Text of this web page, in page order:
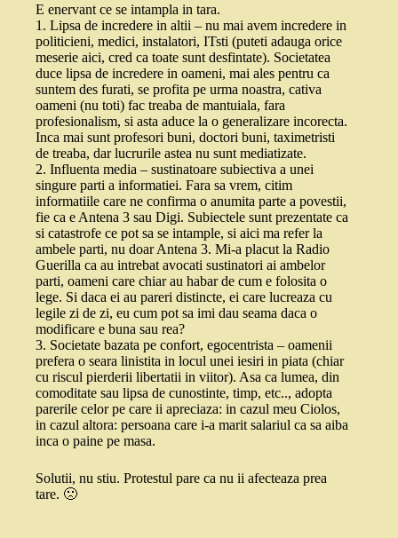
E enervant ce se intampla in tara.
1. Lipsa de incredere in altii – nu mai avem incredere in
politicieni, medici, instalatori, ITsti (puteti adauga orice
meserie aici, cred ca toate sunt desfintate). Societatea
duce lipsa de incredere in oameni, mai ales pentru ca
suntem des furati, se profita pe urma noastra, cativa
oameni (nu toti) fac treaba de mantuiala, fara
profesionalism, si asta aduce la o generalizare incorecta.
Inca mai sunt profesori buni, doctori buni, taximetristi
de treaba, dar lucrurile astea nu sunt mediatizate.
2. Influenta media – sustinatoare subiectiva a unei
singure parti a informatiei. Fara sa vrem, citim
informatiile care ne confirma o anumita parte a povestii,
fie ca e Antena 3 sau Digi. Subiectele sunt prezentate ca
si catastrofe ce pot sa se intample, si aici ma refer la
ambele parti, nu doar Antena 3. Mi-a placut la Radio
Guerilla ca au intrebat avocati sustinatori ai ambelor
parti, oameni care chiar au habar de cum e folosita o
lege. Si daca ei au pareri distincte, ei care lucreaza cu
legile zi de zi, eu cum pot sa imi dau seama daca o
modificare e buna sau rea?
3. Societate bazata pe confort, egocentrista – oamenii
prefera o seara linistita in locul unei iesiri in piata (chiar
cu riscul pierderii libertatii in viitor). Asa ca lumea, din
comoditate sau lipsa de cunostinte, timp, etc.., adopta
parerile celor pe care ii apreciaza: in cazul meu Ciolos,
in cazul altora: persoana care i-a marit salariul ca sa aiba
inca o paine pe masa.
Solutii, nu stiu. Protestul pare ca nu ii afecteaza prea
tare. 🙁